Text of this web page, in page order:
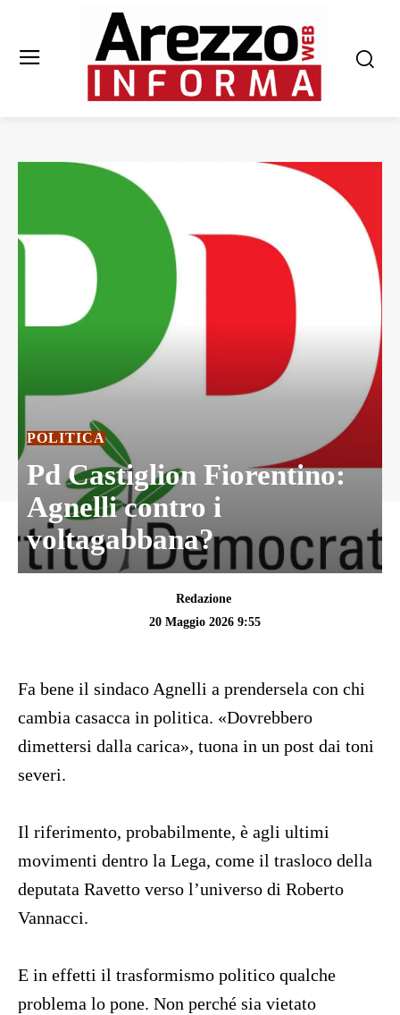
POLITICA
Pd Castiglion Fiorentino:
Agnelli contro i
voltagabbana?
Redazione
20 Maggio 2026 9:55
Fa bene il sindaco Agnelli a prendersela con chi
cambia casacca in politica. «Dovrebbero
dimettersi dalla carica», tuona in un post dai toni
severi.
Il riferimento, probabilmente, è agli ultimi
movimenti dentro la Lega, come il trasloco della
deputata Ravetto verso l’universo di Roberto
Vannacci.
E in effetti il trasformismo politico qualche
problema lo pone. Non perché sia vietato